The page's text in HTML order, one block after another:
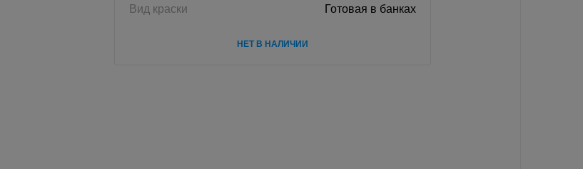
Вид краски
Готовая в банках
НЕТ В НАЛИЧИИ